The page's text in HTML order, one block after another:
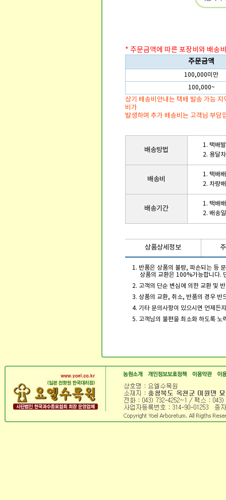
* 주문금액에 따른 포장비와 배송
주문금액
100,000미만
100,000~
상기 배송비안내는 택배 발송 가능
비가
발생하며 추가 배송비는 고객님 부담
배송방법
1. 택배
2. 용달
배송비
1. 택배
2. 차량
배송기간
1. 택배
2. 배송
상품상세정보
1. 반품은 상품의 불량, 파손되는 등
상품의 교환은 100%가능합니다.
2. 고객의 단순 변심에 의한 교환 및
3. 상품의 교환, 취소, 반품의 경우 반
4. 기타 문의사항이 있으시면 언제든
5. 고객님의 불편을 최소화 하도록 노